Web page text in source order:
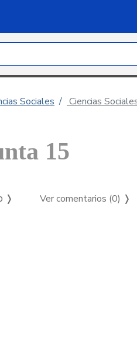
Sociales Ciencias
15
❭ Ver comentarios (0) ❭